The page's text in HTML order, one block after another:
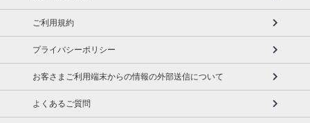
ご利用規約
プライバシーポリシー
お客さまご利用端末からの情報の外部送信について
よくあるご質問